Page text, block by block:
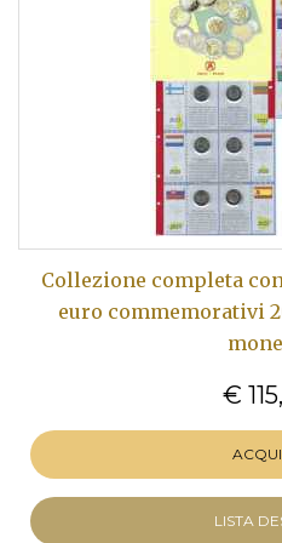
Collezione completa
euro commemorativi
€
LISTA